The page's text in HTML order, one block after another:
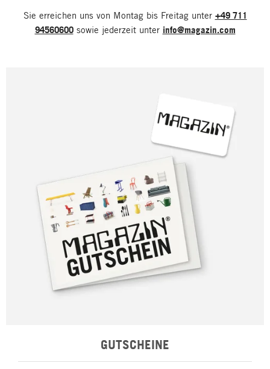
Sie erreichen uns von Montag bis Freitag unter +49 711
94560600sowie jederzeit unter info@magazin.com
GUTSCHEINE